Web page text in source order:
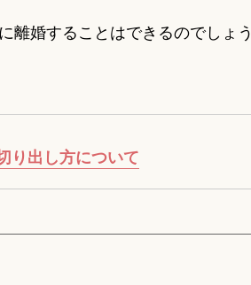
離婚することはできるのでしょう
り出し方について